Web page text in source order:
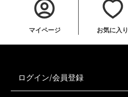
マイページ お気に入り
ログイン/会員登録